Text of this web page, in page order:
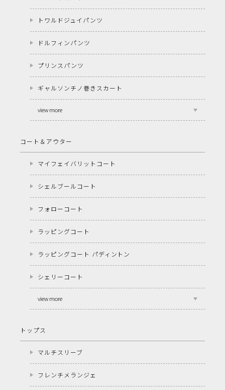
トワルドジュイパンツ
ドルフィンパンツ
プリンスパンツ
ギャルソンチノ巻きスカート
view more
コート＆アウター
マイフェイバリットコート
シェルブールコート
フォローコート
ラッピングコート
ラッピングコート パディントン
シェリーコート
view more
トップス
マルチスリーブ
フレンチメランジェ